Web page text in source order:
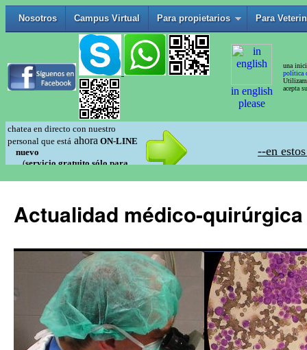
Actualidad médico-